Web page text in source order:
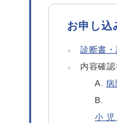
お申し込
診断書
内容確
病
小